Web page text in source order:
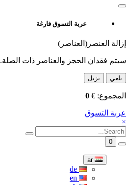
عربة التسوق فارغة
إزالة العنصر(العناصر)
سيتم فقدان الحجز والعناصر ذات الصلة.
يلغي يزيل
المجموع: €
0
عربة التسوق
×
0
ar